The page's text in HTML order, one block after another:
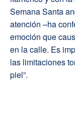
Semana Santa
atención –ha
emoción que
en la calle. Es
las limitaciones
piel”.